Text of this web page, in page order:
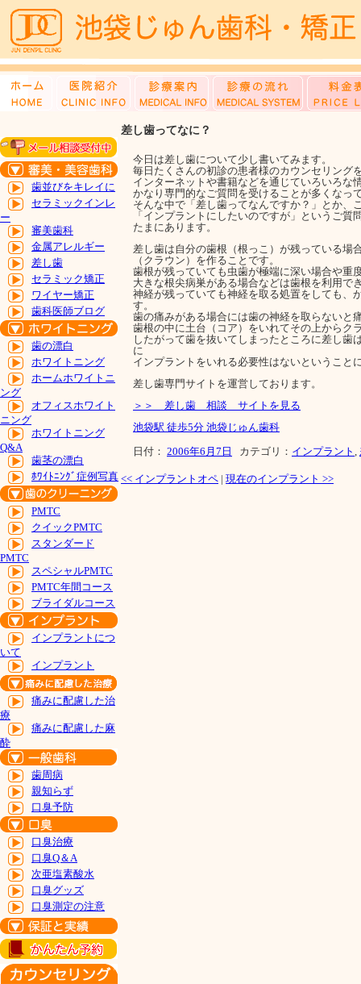
歯並びをキレイに
セラミックインレ
ー
審美歯科
金属アレルギー
差し歯
セラミック矯正
ワイヤー矯正
歯科医師ブログ
歯の漂白
ホワイトニング
ホームホワイトニ
ング
オフィスホワイト
ニング
ホワイトニング
Q&A
歯茎の漂白
ﾎﾜｲﾄﾆﾝｸﾞ症例写真
PMTC
クイックPMTC
スタンダード
PMTC
スペシャルPMTC
PMTC年間コース
ブライダルコース
インプラントにつ
いて
インプラント
痛みに配慮した治
療
痛みに配慮した麻
酔
歯周病
親知らず
口臭予防
口臭治療
口臭Q＆A
次亜塩素酸水
口臭グッズ
口臭測定の注意
差し歯ってなに？
今日は差し歯について少し書いてみます。
毎日たくさんの初診の患者様のカウンセリング
インターネットや書籍などを通じていろいろな
かなり専門的なご質問を受けることが多くなっ
そんな中で「差し歯ってなんですか？」とか、
「インプラントにしたいのですが」というご質
たまにあります。
差し歯は自分の歯根（根っこ）が残っている場
（クラウン）を作ることです。
歯根が残っていても虫歯が極端に深い場合や重
大きな根尖病巣がある場合などは歯根を利用で
神経が残っていても神経を取る処置をしても、
す。
歯の痛みがある場合には歯の神経を取らないと
歯根の中に土台（コア）をいれてその上からク
したがって歯を抜いてしまったところに差し歯
に
インプラントをいれる必要性はないということ
差し歯専門サイトを運営しております。
＞＞ 差し歯 相談 サイトを見る
池袋駅 徒歩5分 池袋じゅん歯科
日付： 2006年6月7日 カテゴリ： インプラント
<< インプラントオペ | 現在のインプラント >>